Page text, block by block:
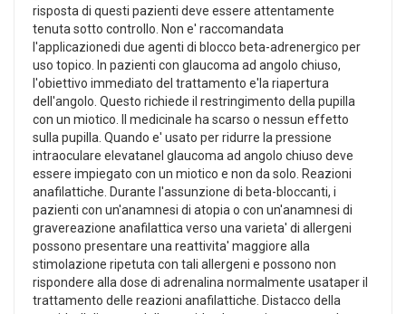
risposta di questi pazienti deve essere attentamente
tenuta sotto controllo. Non e' raccomandata
l'applicazionedi due agenti di blocco beta-adrenergico per
uso topico. In pazienti con glaucoma ad angolo chiuso,
l'obiettivo immediato del trattamento e'la riapertura
dell'angolo. Questo richiede il restringimento della pupilla
con un miotico. Il medicinale ha scarso o nessun effetto
sulla pupilla. Quando e' usato per ridurre la pressione
intraoculare elevatanel glaucoma ad angolo chiuso deve
essere impiegato con un miotico e non da solo. Reazioni
anafilattiche. Durante l'assunzione di beta-bloccanti, i
pazienti con un'anamnesi di atopia o con un'anamnesi di
gravereazione anafilattica verso una varieta' di allergeni
possono presentare una reattivita' maggiore alla
stimolazione ripetuta con tali allergeni e possono non
rispondere alla dose di adrenalina normalmente usataper il
trattamento delle reazioni anafilattiche. Distacco della